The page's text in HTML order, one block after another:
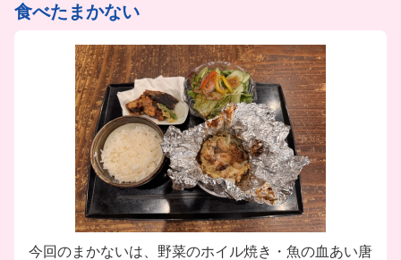
食べたまかない
今回のまかないは、野菜のホイル焼き・魚の血あい唐